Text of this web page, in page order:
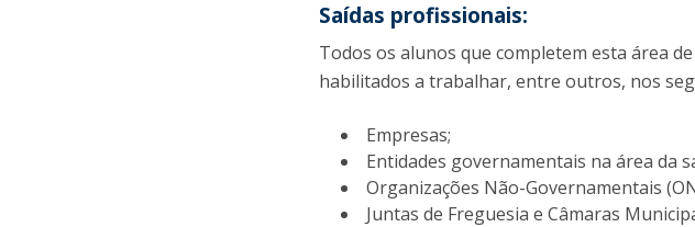
Saídas profissionais:
Todos os alunos que completem esta área
habilitados a trabalhar, entre outros, nos
Empresas;
Entidades governamentais na área da
Organizações Não-Governamentais
Juntas de Freguesia e Câmaras